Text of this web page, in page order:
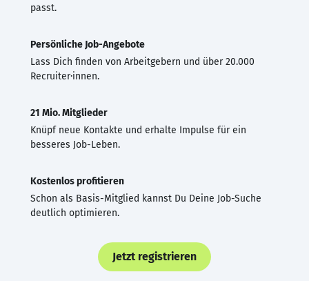
passt.
Persönliche Job-Angebote
Lass Dich finden von Arbeitgebern und über 20.000
Recruiter·innen.
21 Mio. Mitglieder
Knüpf neue Kontakte und erhalte Impulse für ein
besseres Job-Leben.
Kostenlos profitieren
Schon als Basis-Mitglied kannst Du Deine Job-Suche
deutlich optimieren.
Jetzt registrieren